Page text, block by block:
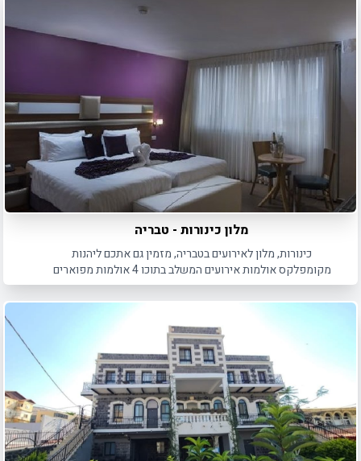
מלון כינורות - טבריה
כינורות, מלון לאירועים בטבריה, מזמין גם אתכם ליהנות
מקומפלקס אולמות אירועים המשלב בתוכו 4 אולמות מפוארים
לאירועים בסדרי גודל שונים.